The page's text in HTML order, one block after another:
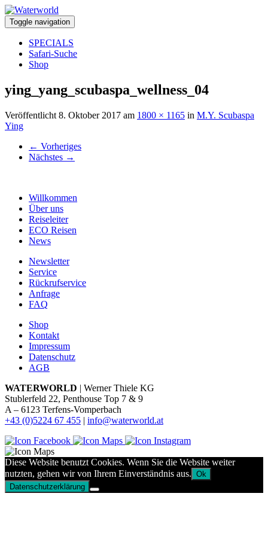
Toggle navigation
SPECIALS
Safari-Suche
Shop
ying_yang_scubaspa_wellness_04
Veröffentlicht 8. Oktober 2017 am 1800 × 1165 in M.Y. Scubaspa
Ying
← Vorheriges
Nächstes →
Willkommen
Über uns
Reiseleiter
ECO Reisen
News
Newsletter
Service
Rückrufservice
Anfrage
FAQ
Shop
Kontakt
Impressum
Datenschutz
AGB
WATERWORLD | Werner Thiele KG
Stublerfeld 22, Penthouse Top 7 & 9
A – 6123 Terfens-Vomperbach
+43 (0)5224 67 455 | info@waterworld.at
Diese Website benutzt Cookies. Wenn Sie die Website weiter
nutzten, gehen wir von Ihrem Einverständnis aus. Ok
Datenschutzerklärung